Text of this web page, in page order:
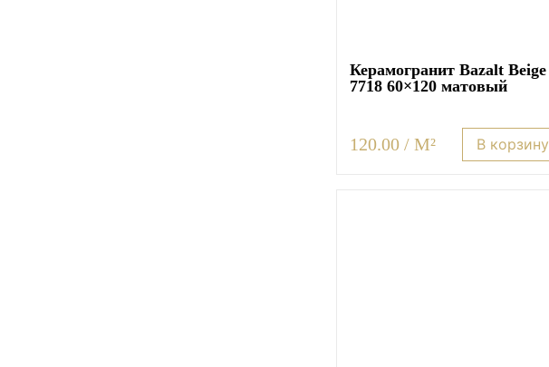
Керамогранит Bazalt Beige
7718 60×120 матовый
120.00 / M² В корзину